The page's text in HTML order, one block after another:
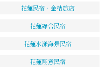
花蓮民宿．金桔旅店
花蓮綠舍民宿
花蓮水漾海景民宿
花蓮翔意民宿